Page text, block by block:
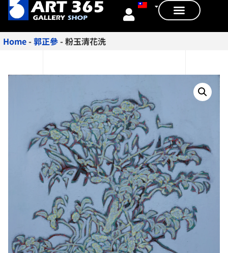
Home-郭正參-粉玉清花洗